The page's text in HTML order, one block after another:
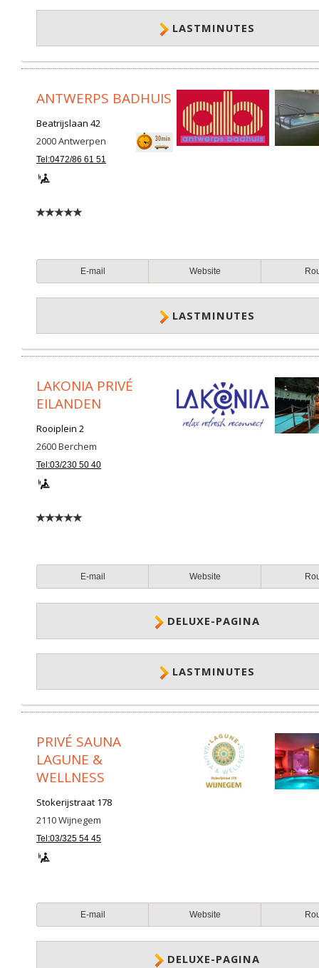
LASTMINUTES
ANTWERPS BADHUIS
Beatrijslaan 42
2000Antwerpen
Tel:0472/86 61 51
E-mail Website
LASTMINUTES
LAKONIA PRIVÉ
EILANDEN
Rooiplein 2
2600Berchem
Tel:03/230 50 40
E-mail Website
DELUXE-PAGINA
LASTMINUTES
PRIVÉ SAUNA
LAGUNE &
WELLNESS
Stokerijstraat 178
2110Wijnegem
Tel:03/325 54 45
E-mail Website
DELUXE-PAGINA